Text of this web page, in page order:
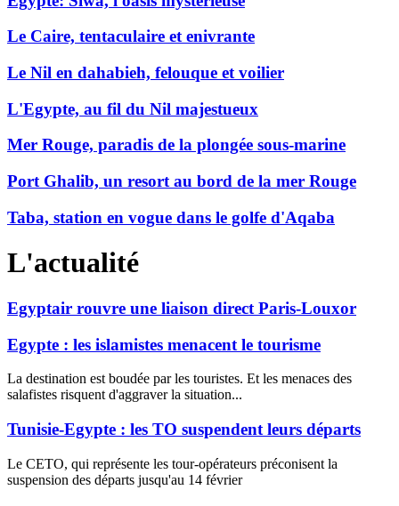
Le Caire, tentaculaire et enivrante
Le Nil en dahabieh, felouque et voilier
L'Egypte, au fil du Nil majestueux
Mer Rouge, paradis de la plongée sous-marine
Port Ghalib, un resort au bord de la mer Rouge
Taba, station en vogue dans le golfe d'Aqaba
L'actualité
Egyptair rouvre une liaison direct Paris-Louxor
Egypte : les islamistes menacent le tourisme
La destination est boudée par les touristes. Et les menaces des
salafistes risquent d'aggraver la situation...
Tunisie-Egypte : les TO suspendent leurs départs
Le CETO, qui représente les tour-opérateurs préconisent la
suspension des départs jusqu'au 14 février